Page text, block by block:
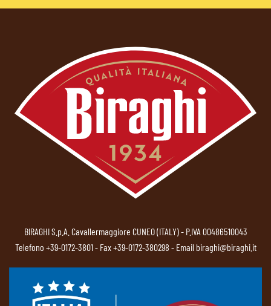
BIRAGHI S.p.A. Cavallermaggiore CUNEO (ITALY) - P.IVA 00486510043
Telefono +39-0172-3801- Fax +39-0172-380298 - Email biraghi@biraghi.it